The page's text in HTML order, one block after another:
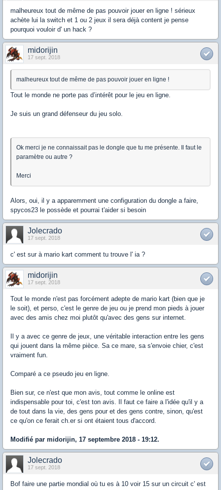
malheureux tout de même de pas pouvoir jouer en ligne ! sérieux
achète lui la switch et 1 ou 2 jeux il sera déjà content je pense
pourquoi vouloir d' un hack ?
midorijin
17 sept. 2018
malheureux tout de même de pas pouvoir jouer en ligne !
Tout le monde ne porte pas d’intérêt pour le jeu en ligne.
Je suis un grand défenseur du jeu solo.
Ok merci je ne connaissait pas le dongle que tu me présente. Il faut le
paramètre ou autre ?
Merci
Alors, oui, il y a apparemment une configuration du dongle a faire,
spycos23 le possède et pourrai t'aider si besoin
Jolecrado
17 sept. 2018
c' est sur à mario kart comment tu trouve l' ia ?
midorijin
17 sept. 2018
Tout le monde n'est pas forcément adepte de mario kart (bien que je
le soit), et perso, c'est le genre de jeu ou je prend mon pieds à jouer
avec des amis chez moi plutôt qu'avec des gens sur internet.
Il y a avec ce genre de jeux, une véritable interaction entre les gens
qui jouent dans la même pièce. Sa ce mare, sa s'envoie chier, c'est
vraiment fun.
Comparé a ce pseudo jeu en ligne.
Bien sur, ce n'est que mon avis, tout comme le online est
indispensable pour toi, c'est ton avis. Il faut ce faire a l'idée qu'il y a
de tout dans la vie, des gens pour et des gens contre, sinon, qu'est
ce qu'on ce ferait ch.er si ont étaient tous d'accord.
Modifié par midorijin, 17 septembre 2018 - 19:12.
Jolecrado
17 sept. 2018
Bof faire une partie mondial où tu es à 10 voir 15 sur un circuit c' est